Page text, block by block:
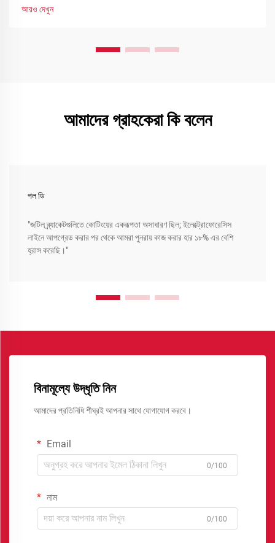
আরও দেখুন
আমাদের গ্রাহকেরা কি বলেন
পল ডি
"জটিল ব্র্যাকেটগুলিতে কোটিংয়ের একরূপতা অসাধারণ ছিল; ইলেক্ট্রোফোরেসিস
লাইনে আপগ্রেড করার পর থেকে আমরা পুনরায় কাজ করার হার ১৮% এর বেশি
হ্রাস করেছি।"
বিনামূল্যে উদ্ধৃতি নিন
আমাদের প্রতিনিধি শীঘ্রই আপনার সাথে যোগাযোগ করবে।
Email
0/100
নাম
0/100